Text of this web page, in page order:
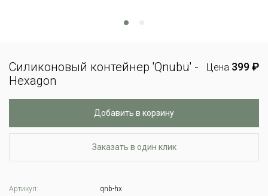
Силиконовый контейнер 'Qnubu' -
Hexagon
Цена 399 ₽
Добавить в корзину
Заказать в один клик
Артикул: qnb-hx